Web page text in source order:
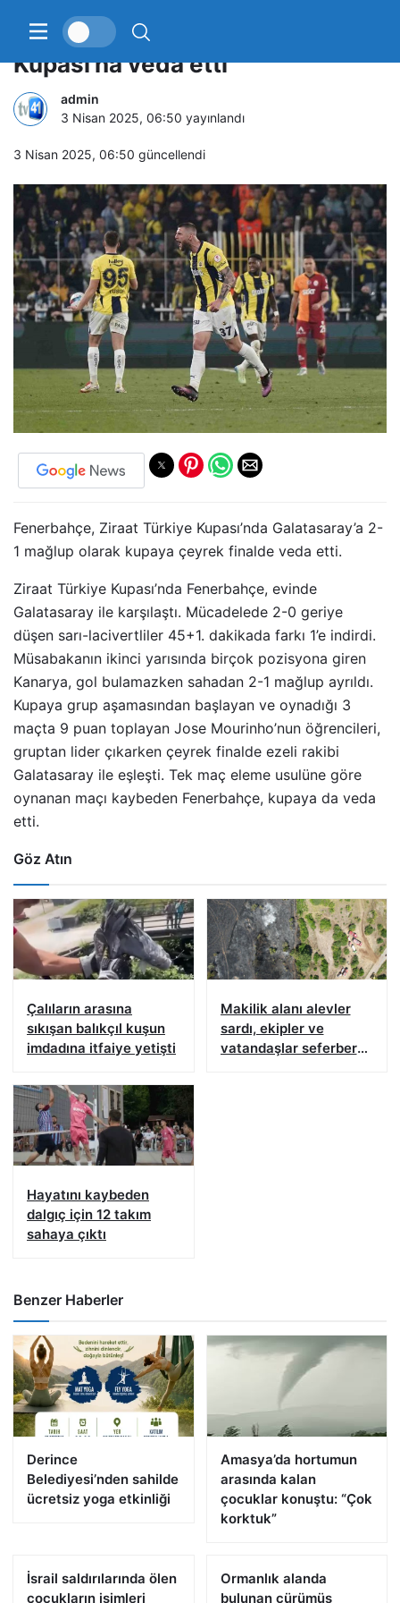
Fenerbahçe, Ziraat Türkiye
Kupası’na veda etti
admin
3 Nisan 2025, 06:50 yayınlandı
3 Nisan 2025, 06:50 güncellendi
Fenerbahçe, Ziraat Türkiye Kupası’nda Galatasaray’a 2-
1 mağlup olarak kupaya çeyrek finalde veda etti.
Ziraat Türkiye Kupası’nda Fenerbahçe, evinde
Galatasaray ile karşılaştı. Mücadelede 2-0 geriye
düşen sarı-lacivertliler 45+1. dakikada farkı 1’e indirdi.
Müsabakanın ikinci yarısında birçok pozisyona giren
Kanarya, gol bulamazken sahadan 2-1 mağlup ayrıldı.
Kupaya grup aşamasından başlayan ve oynadığı 3
maçta 9 puan toplayan Jose Mourinho’nun öğrencileri,
gruptan lider çıkarken çeyrek finalde ezeli rakibi
Galatasaray ile eşleşti. Tek maç eleme usulüne göre
oynanan maçı kaybeden Fenerbahçe, kupaya da veda
etti.
Göz Atın
Çalıların arasına
sıkışan balıkçıl kuşun
imdadına itfaiye yetişti
Makilik alanı alevler
sardı, ekipler ve
vatandaşlar seferber
Hayatını kaybeden
dalgıç için 12 takım
sahaya çıktı
Benzer Haberler
Derince
Belediyesi’nden sahilde
ücretsiz yoga etkinliği
Amasya’da hortumun
arasında kalan
çocuklar konuştu: “Çok
korktuk”
İsrail saldırılarında ölen
çocukların isimleri
Ormanlık alanda
bulunan çürümüş